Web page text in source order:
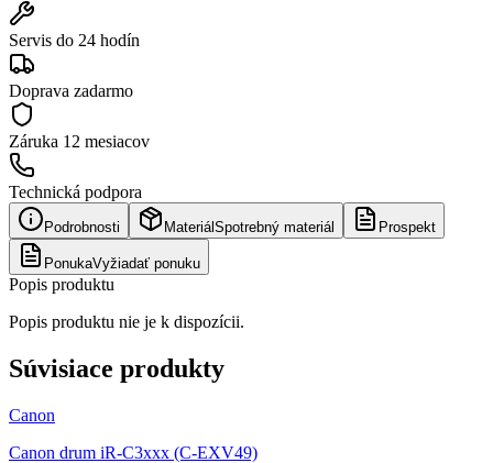
Servis do 24 hodín
Doprava zadarmo
Záruka 12 mesiacov
Technická podpora
Podrobnosti Materiál Spotrebný materiál Prospekt
PonukaVyžiadať ponuku
Popis produktu
Popis produktu nie je k dispozícii.
Súvisiace produkty
Canon
Canon drum iR-C3xxx (C-EXV49)